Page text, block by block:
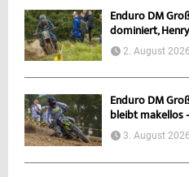
Enduro DM
dominiert,
2. August 2026
Enduro DM
bleibt makellos
3. August 2026